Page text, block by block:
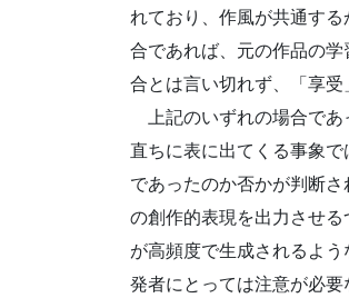
れており、作風が共通す
合であれば、元の作品の
合とは言い切れず、「享
上記のいずれの場合であ
直ちに表に出てくる事象
であったのか否かが判断
の創作的表現を出力させ
が高頻度で生成されるよ
発者にとっては注意が必要